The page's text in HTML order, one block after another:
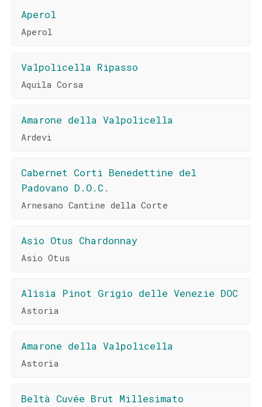
Aperol
Aperol
Valpolicella Ripasso
Aquila Corsa
Amarone della Valpolicella
Ardevi
Cabernet Corti Benedettine del
Padovano D.O.C.
Arnesano Cantine della Corte
Asio Otus Chardonnay
Asio Otus
Alìsia Pinot Grigio delle Venezie DOC
Astoria
Amarone della Valpolicella
Astoria
Beltà Cuvée Brut Millesimato